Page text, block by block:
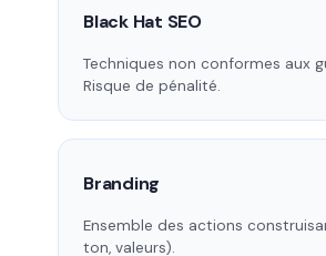
Black Hat SEO
Techniques non conformes aux
Risque de pénalité.
Branding
Ensemble des actions
ton, valeurs).